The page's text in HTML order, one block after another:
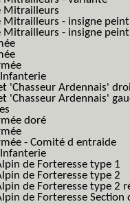
Mitrailleurs
Mitrailleurs - insigne peint
Mitrailleurs - insigne
'Chasseur Ardennais'
'Chasseur Ardennais'
doré
- Comité d entraide
de Forteresse type 1
de Forteresse type 2
de Forteresse type 2
de Forteresse